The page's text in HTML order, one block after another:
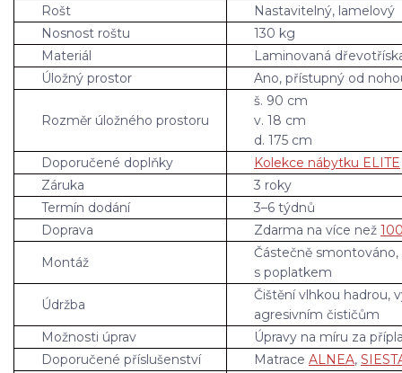
Rošt
Nastavitelný, lamelový
Nosnost roštu
130 kg
Materiál
Laminovaná
Úložný prostor
Ano, přístupný od
Rozměr úložného prostoru
š. 90 cm
v. 18 cm
d. 175 cm
Doporučené doplňky
Kolekce nábytku ELITE
Záruka
3 roky
Termín dodání
3–6 týdnů
Doprava
Zdarma na více než
Montáž
Částečně
s poplatkem
Údržba
Čištění vlhkou hadrou,
agresivním čističům
Možnosti úprav
Úpravy na míru za
Doporučené příslušenství
Matrace ALNEA,